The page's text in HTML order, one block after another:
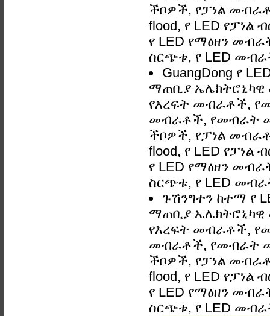
ችቦዎች, የፓነል
flood, የ LED የፓነል
የ LED የማዕዘን
ስርጭቱ, የ LED
GuangDong የ
ማጠቢያ ኤሌክትሮኒካዊ
የእረፍት መብራቶች,
መብራቶች, የመብራት
ችቦዎች, የፓነል
flood, የ LED የፓነል
የ LED የማዕዘን
ስርጭቱ, የ LED
ጉሽንግተን ከተማ የ
ማጠቢያ ኤሌክትሮኒካዊ
የእረፍት መብራቶች,
መብራቶች, የመብራት
ችቦዎች, የፓነል
flood, የ LED የፓነል
የ LED የማዕዘን
ስርጭቱ, የ LED